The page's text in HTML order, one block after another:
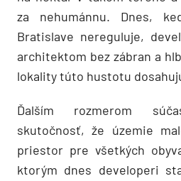
za nehumánnu. Dnes,
Bratislave nereguluje,
architektom bez zábran a
lokality túto hustotu
Ďalším rozmerom
skutočnosť, že územie
priestor pre všetkých
ktorým dnes developeri